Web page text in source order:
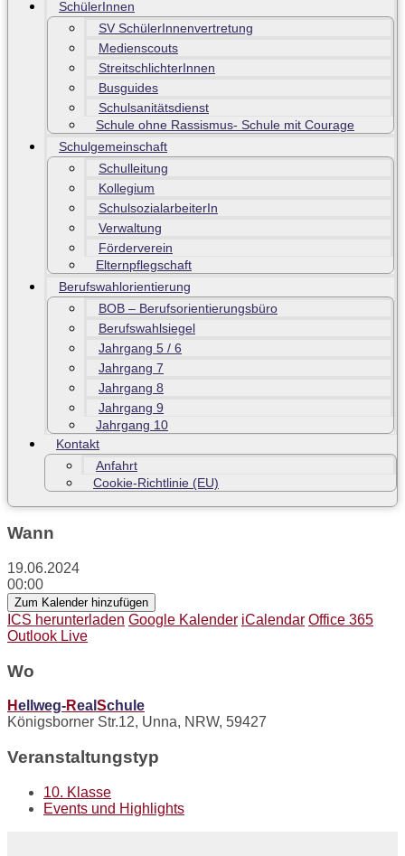
SchülerInnen
SV SchülerInnenvertretung
Medienscouts
StreitschlichterInnen
Busguides
Schulsanitätsdienst
Schule ohne Rassismus- Schule mit Courage
Schulgemeinschaft
Schulleitung
Kollegium
SchulsozialarbeiterIn
Verwaltung
Förderverein
Elternpflegschaft
Berufswahlorientierung
BOB – Berufsorientierungsbüro
Berufswahlsiegel
Jahrgang 5 / 6
Jahrgang 7
Jahrgang 8
Jahrgang 9
Jahrgang 10
Kontakt
Anfahrt
Cookie-Richtlinie (EU)
Wann
19.06.2024
00:00
Zum Kalender hinzufügen
ICS herunterladen Google Kalender iCalendar Office 365
Outlook Live
Wo
Hellweg-Real Schule
Königsborner Str.12, Unna, NRW, 59427
Veranstaltungstyp
10. Klasse
Events und Highlights